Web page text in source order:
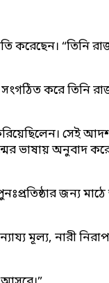
করেছেন। “তিনি
করে তিনি
সেই
ভাষায় অনুবাদ
জন্য
মূল্য, নারী